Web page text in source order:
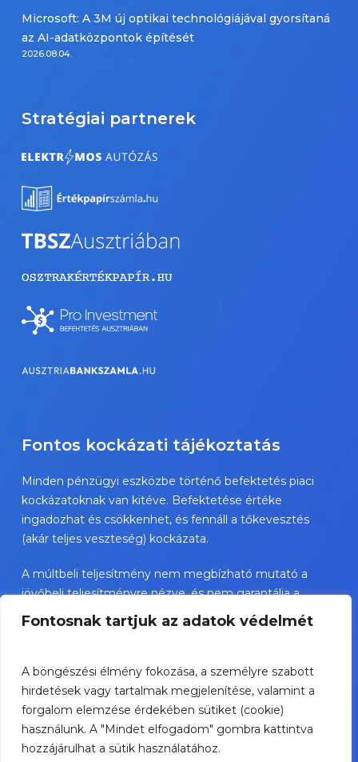
Fontosnak tartjuk az adatok védelmét
A böngészési élmény fokozása, a személyre szabott
hirdetések vagy tartalmak megjelenítése, valamint a
forgalom elemzése érdekében sütiket (cookie)
használunk. A "Mindet elfogadom" gombra kattintva
hozzájárulhat a sütik használatához.
Microsoft: A 3M új optikai technológiájával gyorsítaná
az AI-adatközpontok építését
2026.08.04.
Stratégiai partnerek
Fontos kockázati tájékoztatás
Minden pénzügyi eszközbe történő befektetés piaci
kockázatoknak van kitéve. Befektetése értéke
ingadozhat és csökkenhet, és fennáll a tőkevesztés
(akár teljes veszteség) kockázata.
A múltbeli teljesítmény nem megbízható mutató a
jövőbeli teljesítményre nézve, és nem garantálja a
jövőbeli sikereket.
függ és változhat.
A bemutatott értékpapírok nem személyre szóló
befektetési ajánlások, és jelentős kockázatot
hordozhatnak.